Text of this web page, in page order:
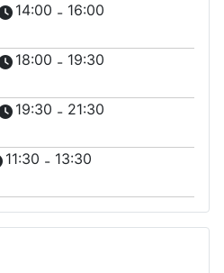
14:00 - 16:00
18:00 - 19:30
19:30 - 21:30
11:30 - 13:30